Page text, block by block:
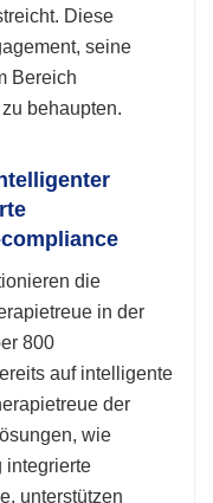
Diese
seine
Bereich
behaupten.
die
in der
800
auf intelligente
der
wie
integrierte
unterstützen